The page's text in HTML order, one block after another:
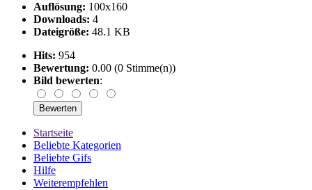
Auflösung: 100x160
Downloads: 4
Dateigröße: 48.1 KB
Hits: 954
Bewertung: 0.00 (0 Stimme(n))
Bild bewerten:
Startseite
Beliebte Kategorien
Beliebte Gifs
Hilfe
Weiterempfehlen